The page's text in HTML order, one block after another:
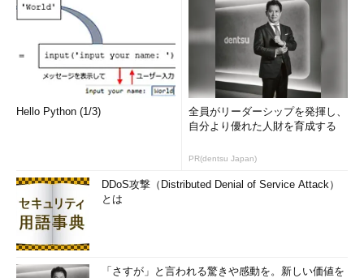
Hello Python (1/3)
全員がリーダーシップを発揮し、
自分より優れた人財を育成する
PR(dentsu Japan)
DDoS攻撃（Distributed Denial of Service Attack）
とは
「さすが」と言われる驚きや感動を。新しい価値を